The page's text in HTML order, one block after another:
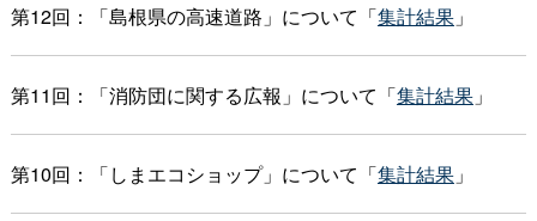
第12回：「島根県の高速道路」について「集計結果」
第11回：「消防団に関する広報」について「集計結果」
第10回：「しまエコショップ」について「集計結果」